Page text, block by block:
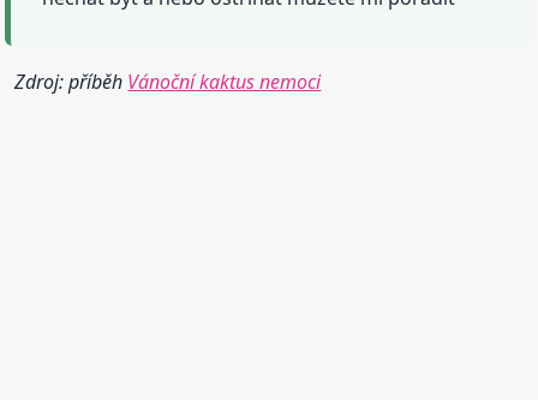
Zdroj: příběh Vánoční kaktus nemoci